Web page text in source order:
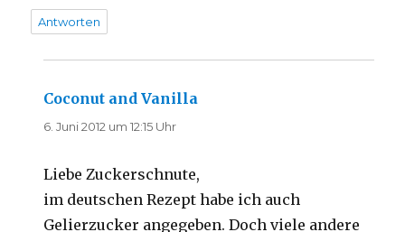
Antworten
Coconut and Vanilla
6. Juni 2012 um 12:15 Uhr
Liebe Zuckerschnute,
im deutschen Rezept habe ich auch
Gelierzucker angegeben. Doch viele andere